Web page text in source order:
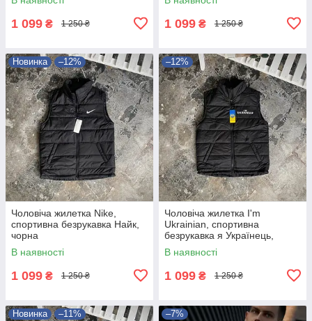
1 099 ₴ 1 250 ₴ 1 099 ₴ 1 250 ₴
Новинка –12%
Чоловіча жилетка Nike,
спортивна безрукавка Найк,
чорна
В наявності
1 099 ₴ 1 250 ₴
–12%
Чоловіча жилетка I'm
Ukrainian, спортивна
безрукавка я Українець,
чорна
В наявності
1 099 ₴ 1 250 ₴
Новинка –11% –7%